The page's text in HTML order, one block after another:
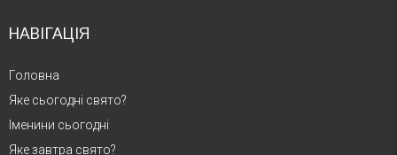
НАВІГАЦІЯ
Головна
Яке сьогодні свято?
Іменини сьогодні
Яке завтра свято?